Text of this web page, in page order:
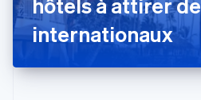
hôtels à attirer
internationaux
English
Inde
English
English